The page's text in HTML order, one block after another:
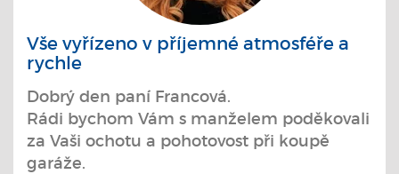
Vše vyřízeno v příjemné atmosféře a
rychle
Dobrý den paní Francová.
Rádi bychom Vám s manželem poděkovali
za Vaši ochotu a pohotovost při koupě
garáže.